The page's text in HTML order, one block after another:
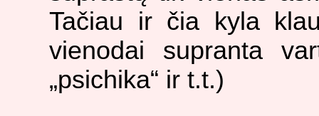
Tačiau ir čia kyla
vienodai supranta
„psichika“ ir t.t.)